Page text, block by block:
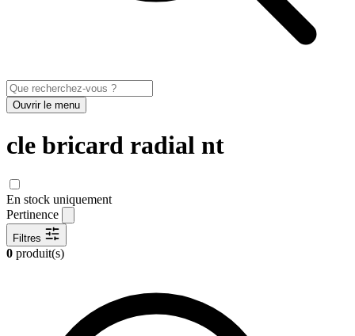
Ouvrir le menu
cle bricard radial nt
En stock uniquement
Pertinence
Filtres
0 produit(s)